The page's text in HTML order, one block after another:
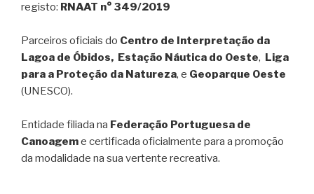
registo: RNAAT n° 349/2019
Parceiros oficiais do Centro de Interpretação da
Lagoa de Óbidos, Estação Náutica do Oeste, Liga
para a Proteção da Natureza, e Geoparque Oeste
(UNESCO).
Entidade filiada na Federação Portuguesa de
Canoageme certificada oficialmente para a promoção
da modalidade na sua vertente recreativa.